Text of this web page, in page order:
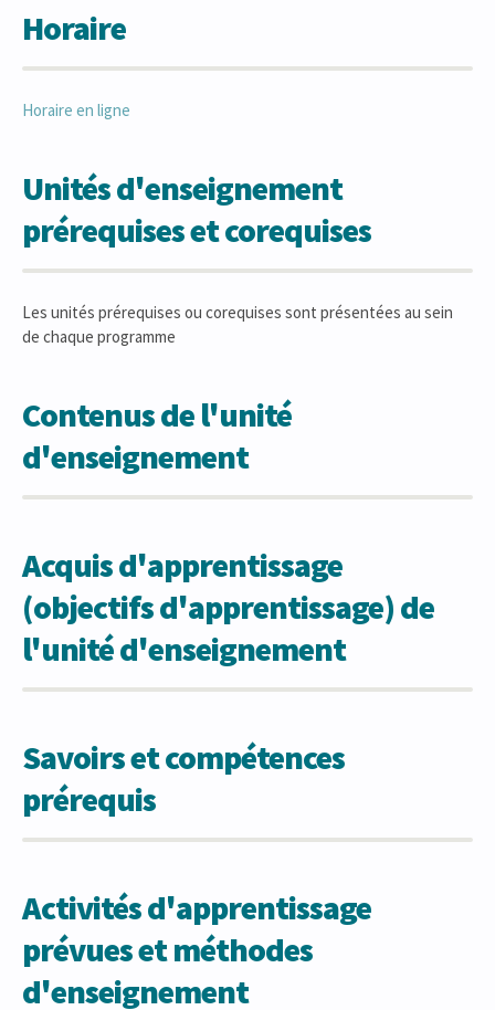
Horaire
Horaire en ligne
Unités d'enseignement
prérequises et corequises
Les unités prérequises ou corequises sont présentées au sein
de chaque programme
Contenus de l'unité
d'enseignement
Acquis d'apprentissage
(objectifs d'apprentissage) de
l'unité d'enseignement
Savoirs et compétences
prérequis
Activités d'apprentissage
prévues et méthodes
d'enseignement